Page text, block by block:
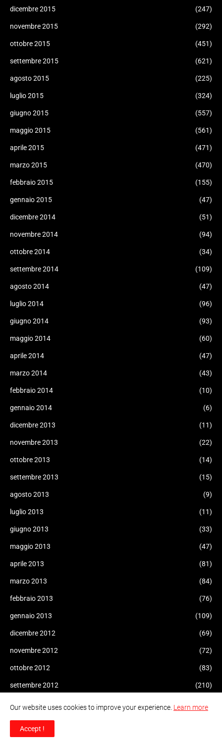
dicembre 2015 (247)
novembre 2015 (292)
ottobre 2015 (451)
settembre 2015 (621)
agosto 2015 (225)
luglio 2015 (324)
giugno 2015 (557)
maggio 2015 (561)
aprile 2015 (471)
marzo 2015 (470)
febbraio 2015 (155)
gennaio 2015 (47)
dicembre 2014 (51)
novembre 2014 (94)
ottobre 2014 (34)
settembre 2014 (109)
agosto 2014 (47)
luglio 2014 (96)
giugno 2014 (93)
maggio 2014 (60)
aprile 2014 (47)
marzo 2014 (43)
febbraio 2014 (10)
gennaio 2014 (6)
dicembre 2013 (11)
novembre 2013 (22)
ottobre 2013 (14)
settembre 2013 (15)
agosto 2013 (9)
luglio 2013 (11)
giugno 2013 (33)
maggio 2013 (47)
aprile 2013 (81)
marzo 2013 (84)
febbraio 2013 (76)
gennaio 2013 (109)
dicembre 2012 (69)
novembre 2012 (72)
ottobre 2012 (83)
settembre 2012 (210)
luglio 2012
giugno 2012
Our website uses cookies to improve your experience. Learn more
Accept !